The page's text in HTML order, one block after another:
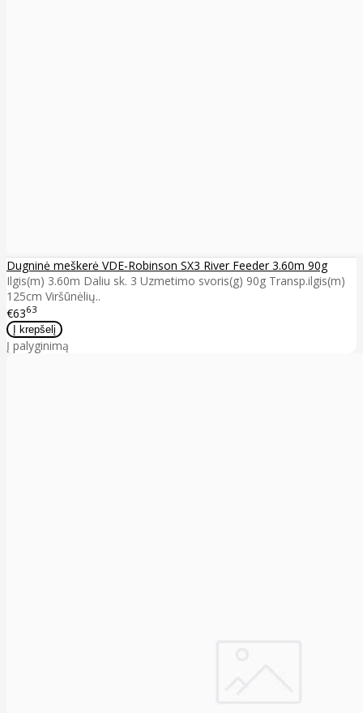
Dugninė meškerė VDE-Robinson SX3 River Feeder 3.60m 90g
Ilgis(m) 3.60m Daliu sk. 3 Uzmetimo svoris(g) 90g Transp.ilgis(m)
125cm Viršūnėlių..
€6363
Į palyginimą